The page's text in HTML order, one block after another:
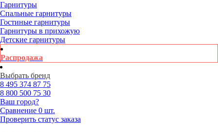
Гарнитуры
Спальные гарнитуры
Гостиные гарнитуры
Гарнитуры в прихожую
Детские гарнитуры
Распродажа
Выбрать бренд
8 495 374 87 75
8 800 500 75 30
Ваш город?
Сравнение 0 шт.
Проверить статус заказа